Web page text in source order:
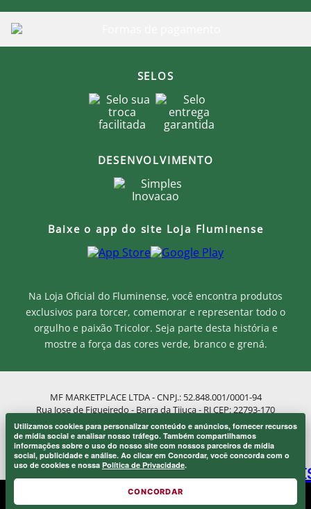
×
Onde eu sou de casa.
Laranjeiras 1902.
Utilizamos cookies para personalizar conteúdo e anúncios, fornecer recursos
de mídia social e analisar nosso tráfego. Também compartilhamos
informações sobre o uso do nosso site com nossos parceiros de mídia
social, publicidade e análise. Ao clicar em Concordar, você concorda com o
uso de cookies e nossa Política de Privacidade.
CONCORDAR
Na Loja Oficial do Fluminense, você encontra produtos
exclusivos para torcer, comemorar e representar todo o
orgulho e paixão Tricolor. Seja parte desta história e
mostre a força das cores verde, branco e grená.
SELOS
DESENVOLVIMENTO
Baixe o app do site Loja Fluminense
MF MARKETPLACE LTDA - CNPJ.: 52.848.001/0001-94
Rua Jose de Figueiredo - Barra da Tijuca - RJ CEP: 22793-170
Atendimento ao Cliente: atendimento@lojaflu.com.br / (21) 98808-
9954
Atendimento de 8:00h as 12:00h e 14:00h as 17:00h de segunda a
sexta.